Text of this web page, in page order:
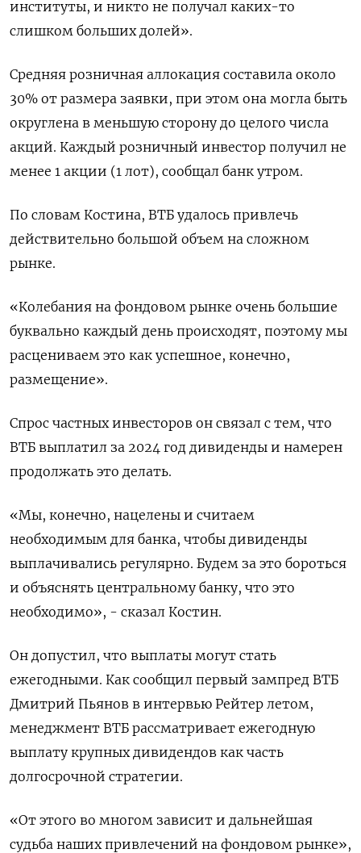
институты, и никто не получал каких-то
слишком больших долей».
Средняя розничная аллокация составила около
30% от размера заявки, при этом она могла быть
округлена в меньшую сторону до целого числа
акций. Каждый розничный инвестор получил не
менее 1 акции (1 лот), сообщал банк утром.
По словам Костина, ВТБ удалось привлечь
действительно большой объем на сложном
рынке.
«Колебания на фондовом рынке очень большие
буквально каждый день происходят, поэтому мы
расцениваем это как успешное, конечно,
размещение».
Спрос частных инвесторов он связал с тем, что
ВТБ выплатил за 2024 год дивиденды и намерен
продолжать это делать.
«Мы, конечно, нацелены и считаем
необходимым для банка, чтобы дивиденды
выплачивались регулярно. Будем за это бороться
и объяснять центральному банку, что это
необходимо», - сказал Костин.
Он допустил, что выплаты могут стать
ежегодными. Как сообщил первый зампред ВТБ
Дмитрий Пьянов в интервью Рейтер летом,
менеджмент ВТБ рассматривает ежегодную
выплату крупных дивидендов как часть
долгосрочной стратегии.
«От этого во многом зависит и дальнейшая
судьба наших привлечений на фондовом рынке»,